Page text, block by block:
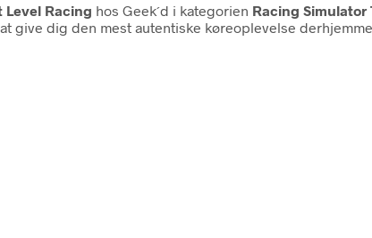
Level Racing hos Geek´d i kategorien Racing Simulator
give dig den mest autentiske køreoplevelse